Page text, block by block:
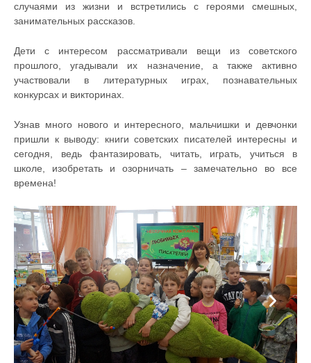
случаями из жизни и встретились с героями смешных,
занимательных рассказов.
Дети с интересом рассматривали вещи из советского
прошлого, угадывали их назначение, а также активно
участвовали в литературных играх, познавательных
конкурсах и викторинах.
Узнав много нового и интересного, мальчишки и девчонки
пришли к выводу: книги советских писателей интересны и
сегодня, ведь фантазировать, читать, играть, учиться в
школе, изобретать и озорничать – замечательно во все
времена!